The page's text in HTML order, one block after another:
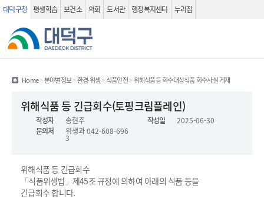
대덕구청 평생학습 보건소 의회 도서관 행정복지센터 누리집
Home>분야별정보>환경·위생>식품안전>위해식품등 회수대상식품 회수사실 게재
위해식품 등 긴급회수(토핑크림플레인)
작성자 송현주 작성일
2025-06-30
문의처
위생과042-608-696
3
위해식품 등 긴급회수
「식품위생법」제45조 규정에 의하여 아래의 식품 등을
긴급회수 합니다.